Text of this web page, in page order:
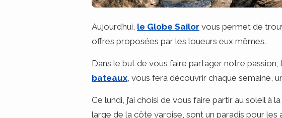
Aujourd’hui, le Globe Sailor vous permet de
offres proposées par les loueurs eux mêmes.
Dans le but de vous faire partager notre passion,
bateaux, vous fera découvrir chaque semaine,
Ce lundi, j’ai choisi de vous faire partir au soleil à
large de la côte varoise, sont un paradis pour